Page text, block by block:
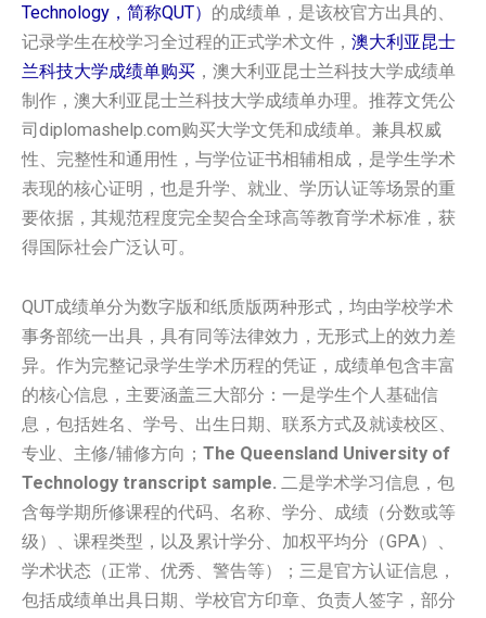
Technology，简称QUT） 的成绩单，是该校官方出具的、
记录学生在校学习全过程的正式学术文件， 澳大利亚昆士
兰科技大学‌成绩单购买 ，澳大利亚昆士兰科技大学‌成绩单
制作，澳大利亚昆士兰科技大学‌成绩单办理。推荐文凭公
司diplomashelp.com购买大学文凭和成绩单。兼具权威
性、完整性和通用性，与学位证书相辅相成，是学生学术
表现的核心证明，也是升学、就业、学历认证等场景的重
要依据，其规范程度完全契合全球高等教育学术标准，获
得国际社会广泛认可。
QUT成绩单分为数字版和纸质版两种形式，均由学校学术
事务部统一出具，具有同等法律效力，无形式上的效力差
异。作为完整记录学生学术历程的凭证，成绩单包含丰富
的核心信息，主要涵盖三大部分：一是学生个人基础信
息，包括姓名、学号、出生日期、联系方式及就读校区、
专业、主修/辅修方向； The Queensland University of
Technology transcript sample. 二是学术学习信息，包
含每学期所修课程的代码、名称、学分、成绩（分数或等
级）、课程类型，以及累计学分、加权平均分（GPA）、
学术状态（正常、优秀、警告等）；三是官方认证信息，
包括成绩单出具日期、学校官方印章、负责人签字，部分